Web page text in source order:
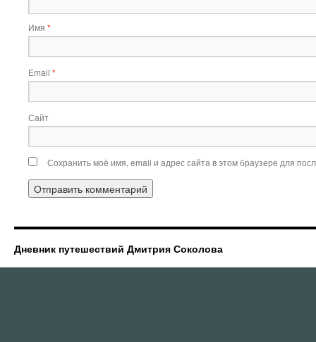
Имя *
Email *
Сайт
Сохранить моё имя, email и адрес сайта в этом браузере для
Дневник путешествий Дмитрия Соколова